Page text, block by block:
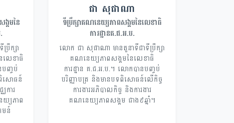
គមនៃ
រឹក្សា
លេខាធិ
ញ្ចប់
សោធន៍
ការ
យភាព
ន៍
ជា សុផាណា
ទីប្រឹក្សាគណនេយ្យភាពសង្គមនៃលេខាធិ
ការដ្ឋានគ.ជ.អ.ប.
លោក ជា សុផាណា មានតួនាទីជាទីប្រឹក្សា
គណនេយ្យភាពសង្គមនៃលេខាធិ
ការដ្ឋាន គ.ជ.អ.ប.។ លោកបានបញ្ចប់
បរិញ្ញាបត្រ និងមានបទពិសោធន៍លើកិច្ច
ការងារអភិបាលកិច្ច និងការងារ
គណនេយ្យភាពសង្គម ជាង៩ឆ្នាំ។